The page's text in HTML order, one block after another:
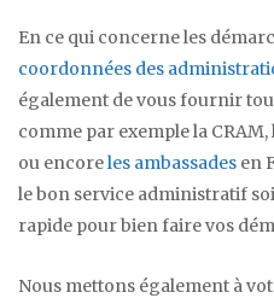
En ce qui concerne les
coordonnées des
également de vous fournir
comme par exemple la
ou encoreles ambassades en
le bon service administratif
rapide pour bien faire vos
Nous mettons également à